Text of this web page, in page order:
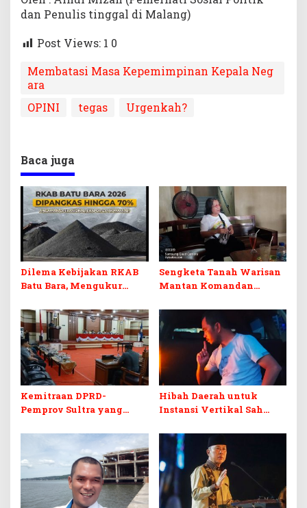
dan Penulis tinggal di Malang)
Post Views: 1 0
Membatasi Masa Kepemimpinan Kepala Neg
ara
OPINI
tegas Urgenkah?
Baca juga
Dilema Kebijakan RKAB
Batu Bara, Mengukur
Penerimaan Negara dan
Kepastian Investasi
Sengketa Tanah Warisan
Mantan Komandan
Warisan Menjadi Arena
Pemerasan
Kemitraan DPRD-
Pemprov Sultra yang
Hibah Daerah untuk
Instansi Vertikal Sah
Terikat Syarat Ketat